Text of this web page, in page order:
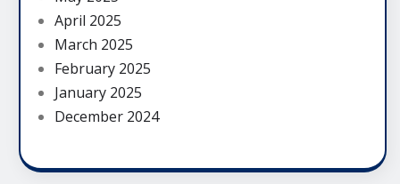
April 2025
March 2025
February 2025
January 2025
December 2024